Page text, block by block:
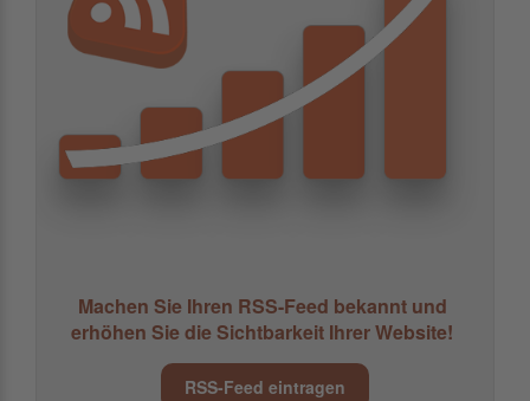
Machen Sie Ihren RSS-Feed bekannt und
erhöhen Sie die Sichtbarkeit Ihrer Website!
RSS-Feed eintragen